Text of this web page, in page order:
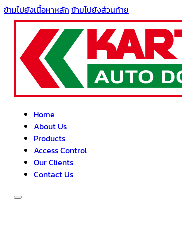
ข้ามไปยังเนื้อหาหลัก ข้ามไปยังส่วนท้าย
Home
About Us
Products
Access Control
Our Clients
Contact Us